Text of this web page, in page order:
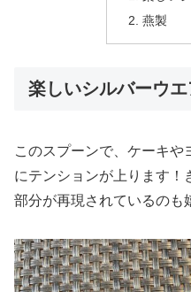
燕製
楽しいシルバーウエ
このスプーンで、ケーキ
にテンションが上ります！
部分が再現されているのも